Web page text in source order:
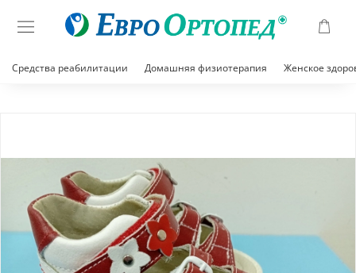
Средства реабилитации Домашняя физиотерапия Женское